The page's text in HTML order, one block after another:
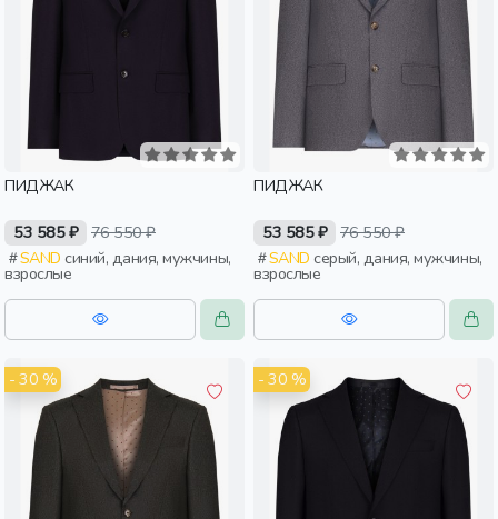
ПИДЖАК
53 585 ₽ 76 550 ₽
SAND синий, дания, мужчины,
взрослые
ПИДЖАК
53 585 ₽ 76 550 ₽
SAND серый, дания, мужчины,
взрослые
- 30 % - 30 %